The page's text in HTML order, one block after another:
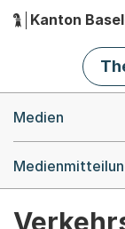
Hauptnavigation
Kanton
Medien